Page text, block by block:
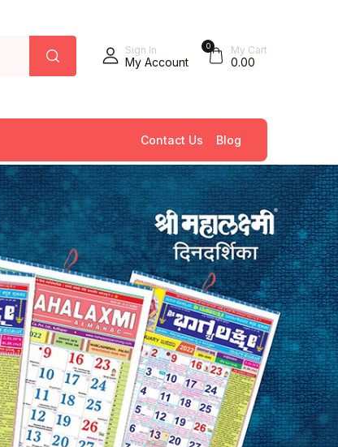
Sign In
My Account
0 My Cart
0.00
Contact Us Blog